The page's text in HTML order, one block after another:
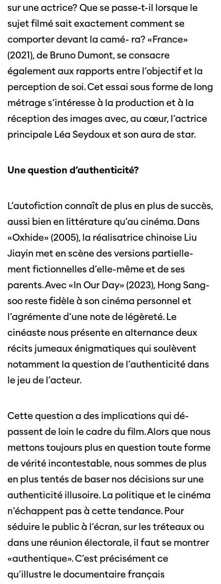
Cette page ne s'affiche pas de manière
optimale avec Internet Explorer. Veuillez
sur une actrice? Que se passe-t-il lorsque le
sujet filmé sait exactement comment se
comporter devant la camé- ra? «France»
(2021), de Bruno Dumont, se consacre
également aux rapports entre l’objectif et la
perception de soi. Cet essai sous forme de long
métrage s’intéresse à la production et à la
réception des images avec, au cœur, l’actrice
principale Léa Seydoux et son aura de star.
Une question d’authenticité?
L’autofiction connaît de plus en plus de succès,
aussi bien en littérature qu’au cinéma. Dans
«Oxhide» (2005), la réalisatrice chinoise Liu
Jiayin met en scène des versions partielle-
ment fictionnelles d’elle-même et de ses
parents. Avec «In Our Day» (2023), Hong Sang-
soo reste fidèle à son cinéma personnel et
l’agrémente d’une note de légèreté. Le
cinéaste nous présente en alternance deux
récits jumeaux énigmatiques qui soulèvent
notamment la question de l’authenticité dans
le jeu de l’acteur.
Cette question a des implications qui dé-
passent de loin le cadre du film. Alors que nous
mettons toujours plus en question toute forme
de vérité incontestable, nous sommes de plus
en plus tentés de baser nos décisions sur une
authenticité illusoire. La politique et le cinéma
n’échappent pas à cette tendance. Pour
séduire le public à l’écran, sur les tréteaux ou
dans une réunion électorale, il faut se montrer
«authentique». C’est précisément ce
qu’illustre le documentaire français